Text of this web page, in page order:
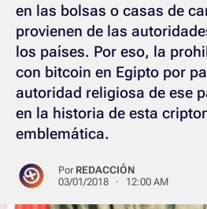
en las bolsas o casas de
provienen de las
los países. Por eso, la
con bitcoin en Egipto por
autoridad religiosa de ese
en la historia de esta
emblemática.
Por REDACCIÓN
03/01/2018 · 12:00 AM